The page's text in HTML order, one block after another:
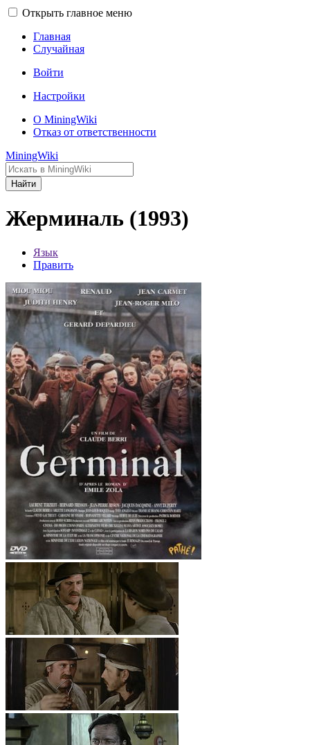
Открыть главное меню
Главная
Случайная
Войти
Настройки
О MiningWiki
Отказ от ответственности
MiningWiki
Найти
Жерминаль (1993)
Язык
Править